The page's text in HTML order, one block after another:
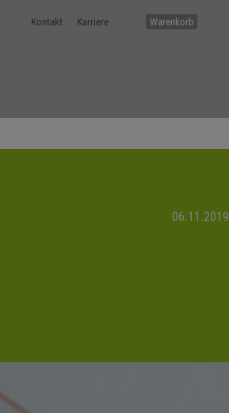
Kontakt Karriere Warenkorb
06.11.2019